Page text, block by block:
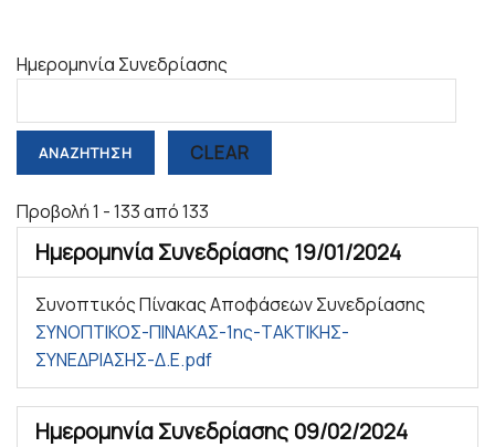
Ημερομηνία Συνεδρίασης
CLEAR
Προβολή 1 - 133 από 133
Ημερομηνία Συνεδρίασης 19/01/2024
Συνοπτικός Πίνακας Αποφάσεων Συνεδρίασης
ΣΥΝΟΠΤΙΚΟΣ-ΠΙΝΑΚΑΣ-1ης-ΤΑΚΤΙΚΗΣ-
ΣΥΝΕΔΡΙΑΣΗΣ-Δ.Ε.pdf
Ημερομηνία Συνεδρίασης 09/02/2024